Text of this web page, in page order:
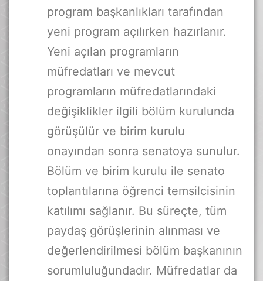
program başkanlıkları tarafından
yeni program açılırken hazırlanır.
Yeni açılan programların
müfredatları ve mevcut
programların müfredatlarındaki
değişiklikler ilgili bölüm kurulunda
görüşülür ve birim kurulu
onayından sonra senatoya sunulur.
Bölüm ve birim kurulu ile senato
toplantılarına öğrenci temsilcisinin
katılımı sağlanır. Bu süreçte, tüm
paydaş görüşlerinin alınması ve
değerlendirilmesi bölüm başkanının
sorumluluğundadır. Müfredatlar da